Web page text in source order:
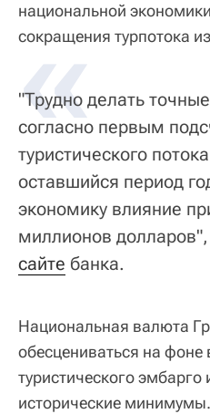
национальной
сокращения турпотока
«
"Трудно делать
согласно первым
туристического
оставшийся период
экономику влияние
миллионов
сайте банка.
Национальная валюта
обесцениваться на фоне
туристического эмбарго
исторические